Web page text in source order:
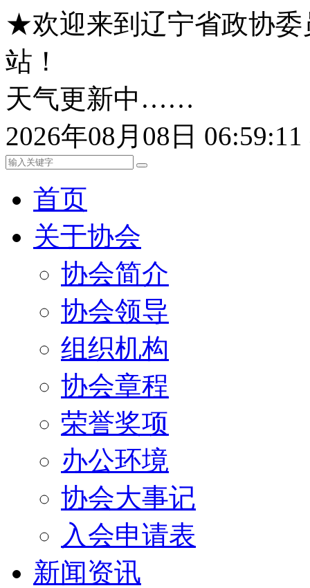
★欢迎来到辽宁省政协委
站！
天气更新中……
2026年08月08日
首页
关于协会
协会简介
协会领导
组织机构
协会章程
荣誉奖项
办公环境
协会大事记
入会申请表
新闻资讯